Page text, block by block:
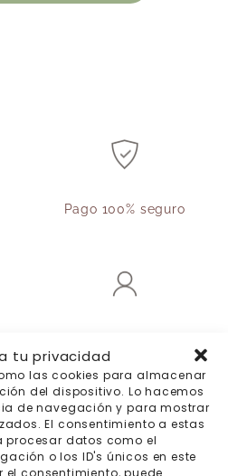
tu privacidad
las cookies para almacenar
del dispositivo. Lo hacemos
de navegación y para mostrar
El consentimiento a estas
datos como el
o los ID's únicos en este
el consentimiento, puede
Pago 100% seguro